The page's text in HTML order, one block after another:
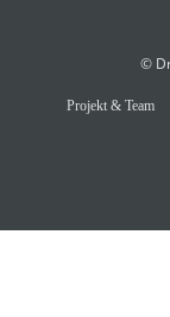
©
Projekt & Team